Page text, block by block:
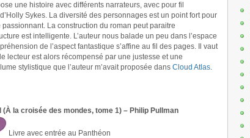
une histoire avec différents narrateurs, avec pour fil
Sykes. La diversité des personnages est un point fort pour
La construction du roman peut paraitre
est intelligente. L’auteur nous balade un peu dans l’espace
de l’aspect fantastique s’affine au fil des pages. Il vaut
lecteur est alors récompensé par une justesse et une
stylistique que l’auteur m’avait proposée dans Cloud Atlas.
(À la croisée des mondes, tome 1) – Philip Pullman
Livre avec entrée au Panthéon